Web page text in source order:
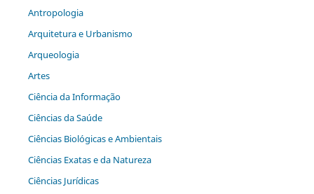
Antropologia
Arquitetura e Urbanismo
Arqueologia
Artes
Ciência da Informação
Ciências da Saúde
Ciências Biológicas e Ambientais
Ciências Exatas e da Natureza
Ciências Jurídicas